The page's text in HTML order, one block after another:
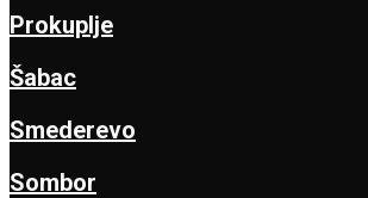
Prokuplje
Šabac
Smederevo
Sombor